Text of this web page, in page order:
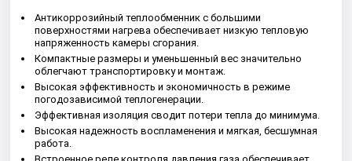
Антикоррозийный теплообменник с большими
поверхностями нагрева обеспечивает низкую тепловую
напряженность камеры сгорания.
Компактные размеры и уменьшенный вес значительно
облегчают транспортировку и монтаж.
Высокая эффективность и экономичность в режиме
погодозависимой теплогенерации.
Эффективная изоляция сводит потери тепла до минимума.
Высокая надежность воспламенения и мягкая, бесшумная
работа.